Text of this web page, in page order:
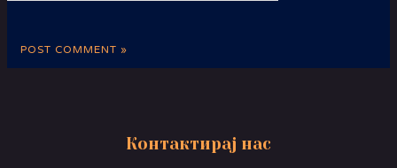
Контактирај нас